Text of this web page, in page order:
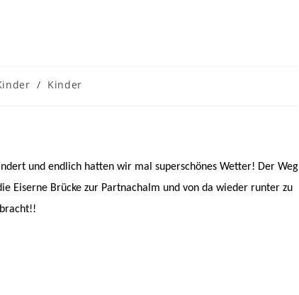
/ Kinder
und endlich hatten wir mal superschönes Wetter! Der Weg
Eiserne Brücke zur Partnachalm und von da wieder runter zu